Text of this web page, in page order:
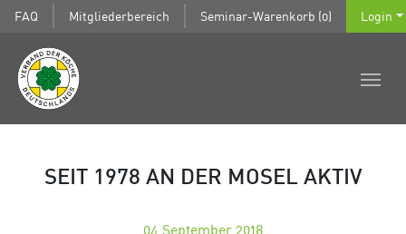
FAQ Mitgliederbereich Seminar-Warenkorb (0) Login
SEIT 1978 AN DER MOSEL AKTIV
04 September 2018